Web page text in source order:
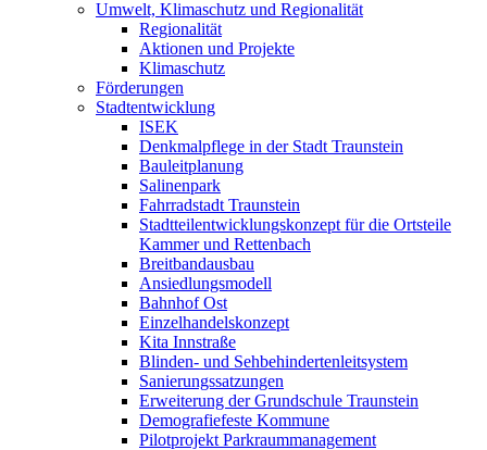
Umwelt, Klimaschutz und Regionalität
Regionalität
Aktionen und Projekte
Klimaschutz
Förderungen
Stadtentwicklung
ISEK
Denkmalpflege in der Stadt Traunstein
Bauleitplanung
Salinenpark
Fahrradstadt Traunstein
Stadtteilentwicklungskonzept für die Ortsteile
Kammer und Rettenbach
Breitbandausbau
Ansiedlungsmodell
Bahnhof Ost
Einzelhandelskonzept
Kita Innstraße
Blinden- und Sehbehindertenleitsystem
Sanierungssatzungen
Erweiterung der Grundschule Traunstein
Demografiefeste Kommune
Pilotprojekt Parkraummanagement